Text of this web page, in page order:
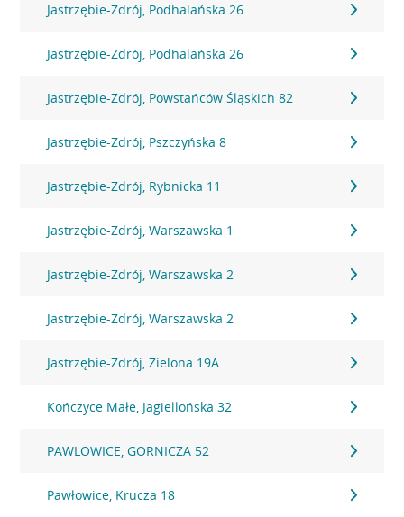
Jastrzębie-Zdrój, Podhalańska 26
Jastrzębie-Zdrój, Podhalańska 26
Jastrzębie-Zdrój, Powstańców Śląskich 82
Jastrzębie-Zdrój, Pszczyńska 8
Jastrzębie-Zdrój, Rybnicka 11
Jastrzębie-Zdrój, Warszawska 1
Jastrzębie-Zdrój, Warszawska 2
Jastrzębie-Zdrój, Warszawska 2
Jastrzębie-Zdrój, Zielona 19A
Kończyce Małe, Jagiellońska 32
PAWLOWICE, GORNICZA 52
Pawłowice, Krucza 18